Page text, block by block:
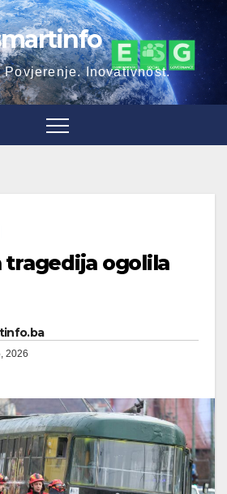
Povjerenje. Inovativnost.
tragedija ogolila
2026